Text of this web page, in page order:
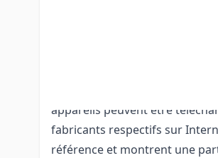
appareils peuvent être
fabricants respectifs sur
référence et montrent une